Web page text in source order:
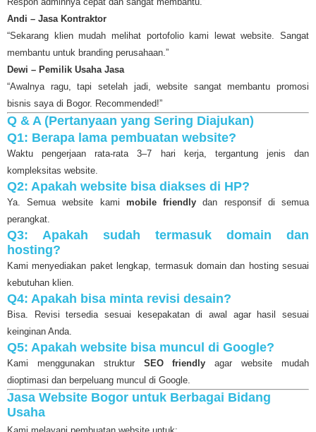
Andi – Jasa Kontraktor
“Sekarang klien mudah melihat portofolio kami lewat website. Sangat
membantu untuk branding perusahaan.”
Dewi – Pemilik Usaha Jasa
“Awalnya ragu, tapi setelah jadi, website sangat membantu promosi
bisnis saya di Bogor. Recommended!”
Q & A (Pertanyaan yang Sering Diajukan)
Q1: Berapa lama pembuatan website?
Waktu pengerjaan rata-rata 3–7 hari kerja, tergantung jenis dan
kompleksitas website.
Q2: Apakah website bisa diakses di HP?
Ya. Semua website kami mobile friendly dan responsif di semua
perangkat.
Q3: Apakah sudah termasuk domain dan
hosting?
Kami menyediakan paket lengkap, termasuk domain dan hosting sesuai
kebutuhan klien.
Q4: Apakah bisa minta revisi desain?
Bisa. Revisi tersedia sesuai kesepakatan di awal agar hasil sesuai
keinginan Anda.
Q5: Apakah website bisa muncul di Google?
Kami menggunakan struktur SEO friendly agar website mudah
dioptimasi dan berpeluang muncul di Google.
Jasa Website Bogor untuk Berbagai Bidang
Usaha